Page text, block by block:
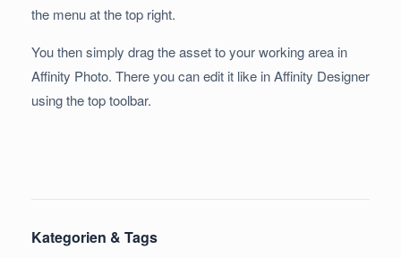
the menu at the top right.
You then simply drag the asset to your working area in
Affinity Photo. There you can edit it like in Affinity Designer
using the top toolbar.
Kategorien & Tags